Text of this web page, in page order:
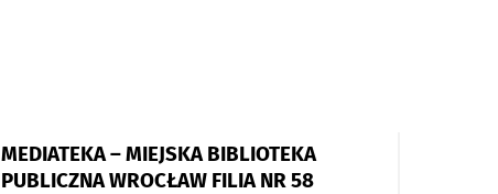
MEDIATEKA – MIEJSKA BIBLIOTEKA
PUBLICZNA WROCŁAW FILIA NR 58